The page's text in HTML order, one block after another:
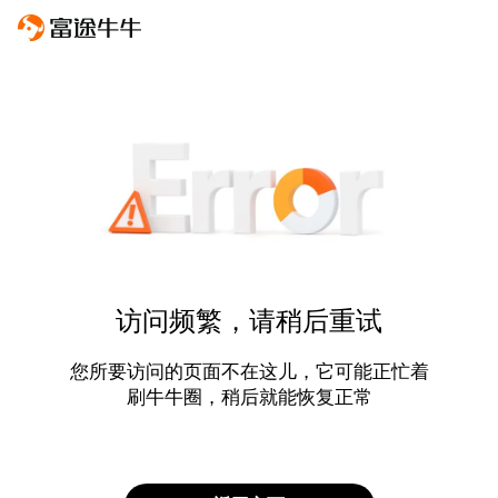
访问频繁，请稍后重试
您所要访问的页面不在这儿，它可能正忙着
刷牛牛圈，稍后就能恢复正常